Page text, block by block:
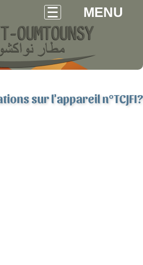
MENU
sur l'appareil n°TCJFI?